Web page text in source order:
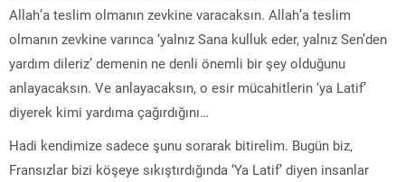
Allah’a teslim olmanın zevkine varacaksın. Allah’a teslim
olmanın zevkine varınca ‘yalnız Sana kulluk eder, yalnız Sen’den
yardım dileriz’ demenin ne denli önemli bir şey olduğunu
anlayacaksın. Ve anlayacaksın, o esir mücahitlerin ‘ya Latif’
diyerek kimi yardıma çağırdığını…
Hadi kendimize sadece şunu sorarak bitirelim. Bugün biz,
Fransızlar bizi köşeye sıkıştırdığında ‘Ya Latif’ diyen insanlar